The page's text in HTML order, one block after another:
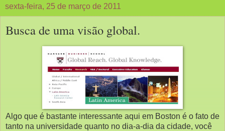
sexta-feira, 25 de março de 2011
Busca de uma visão global.
Algo que é bastante interessante aqui em Boston é o fato de
tanto na universidade quanto no dia-a-dia da cidade, você